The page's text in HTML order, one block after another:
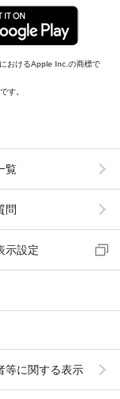
おけるApple Inc.の商標で
す。
覧
問
示設定
等に関する表示